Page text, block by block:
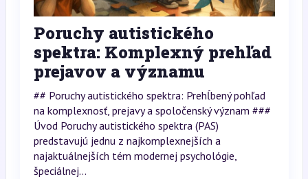
Poruchy autistického
spektra: Komplexný prehľad
prejavov a významu
## Poruchy autistického spektra: Prehĺbený pohľad
na komplexnosť, prejavy a spoločenský význam ###
Úvod Poruchy autistického spektra (PAS)
predstavujú jednu z najkomplexnejších a
najaktuálnejších tém modernej psychológie,
špeciálnej...